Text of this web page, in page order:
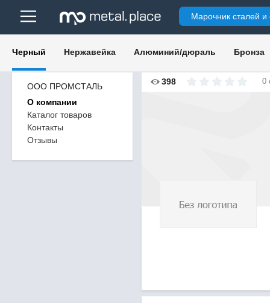
Марочник сталей и
Черный Нержавейка Алюминий/дюраль Бронза
ООО ПРОМСТАЛЬ
О компании
Каталог товаров
Контакты
Отзывы
398 0